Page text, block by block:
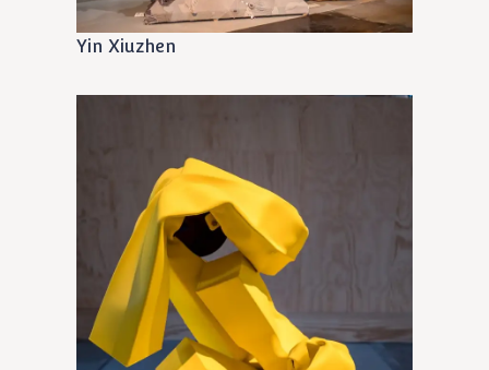
Yin Xiuzhen